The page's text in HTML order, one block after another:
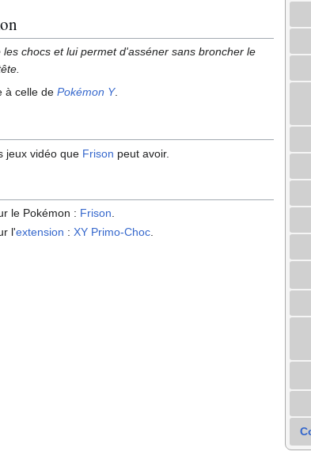
chocs et lui permet d'asséner sans broncher le
à celle de Pokémon Y.
jeux vidéo que Frison peut avoir.
le Pokémon : Frison
l'extension :XY Primo-Choc